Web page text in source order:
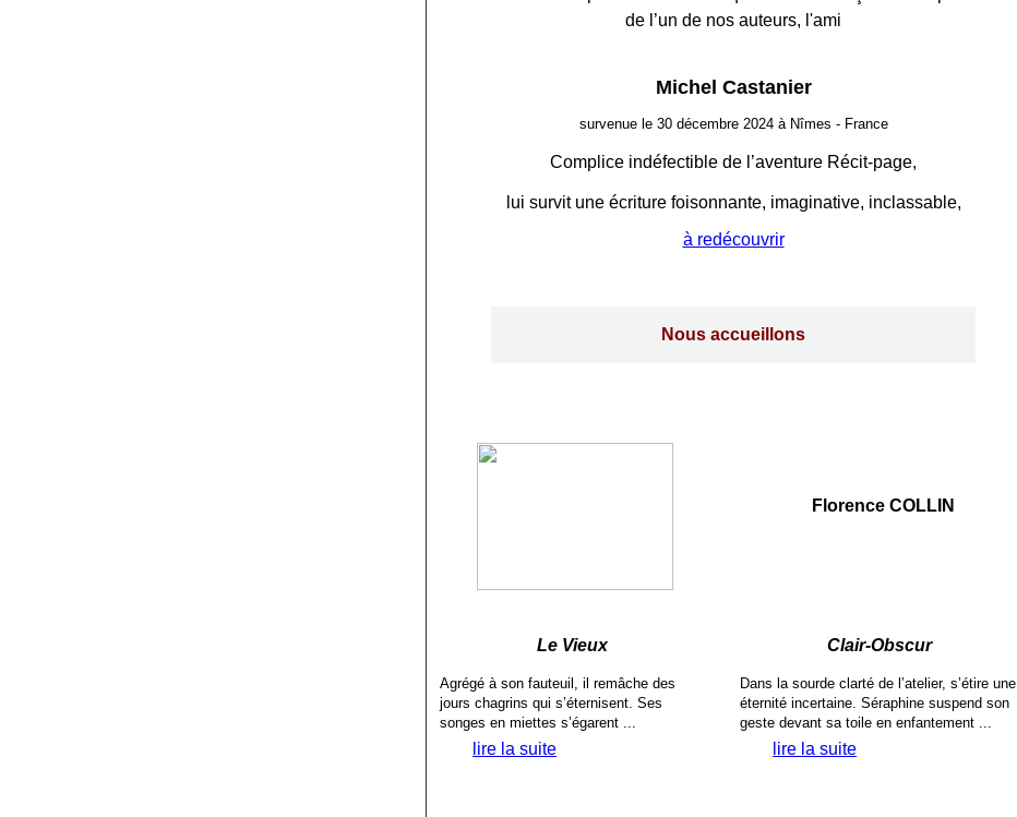
de l’un de nos auteurs, l'ami
Michel Castanier
survenue le 30 décembre 2024 à Nîmes - France
Complice indéfectible de l’aventure Récit-page,
lui survit une écriture foisonnante, imaginative, inclassable,
à redécouvrir
Nous accueillons
Florence COLLIN
Le Vieux
Agrégé à son fauteuil, il remâche des
jours chagrins qui s’éternisent. Ses
songes en miettes s’égarent ...
lire la suite
Clair-Obscur
Dans la sourde clarté de l’atelier, s’étire une
éternité incertaine. Séraphine suspend son
geste devant sa toile en enfantement ...
lire la suite